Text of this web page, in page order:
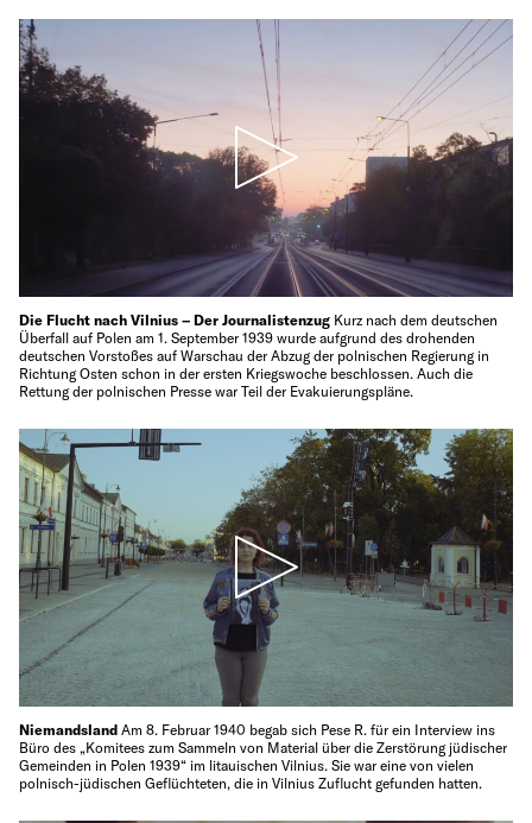
Die Flucht nach Vilnius – Der Journalistenzug Kurz nach dem deutschen
Überfall auf Polen am 1. September 1939 wurde aufgrund des drohenden
deutschen Vorstoßes auf Warschau der Abzug der polnischen Regierung in
Richtung Osten schon in der ersten Kriegswoche beschlossen. Auch die
Rettung der polnischen Presse war Teil der Evakuierungspläne.
Niemandsland Am 8. Februar 1940 begab sich Pese R. für ein Interview ins
Büro des „Komitees zum Sammeln von Material über die Zerstörung jüdischer
Gemeinden in Polen 1939“ im litauischen Vilnius. Sie war eine von vielen
polnisch-jüdischen Geflüchteten, die in Vilnius Zuflucht gefunden hatten.